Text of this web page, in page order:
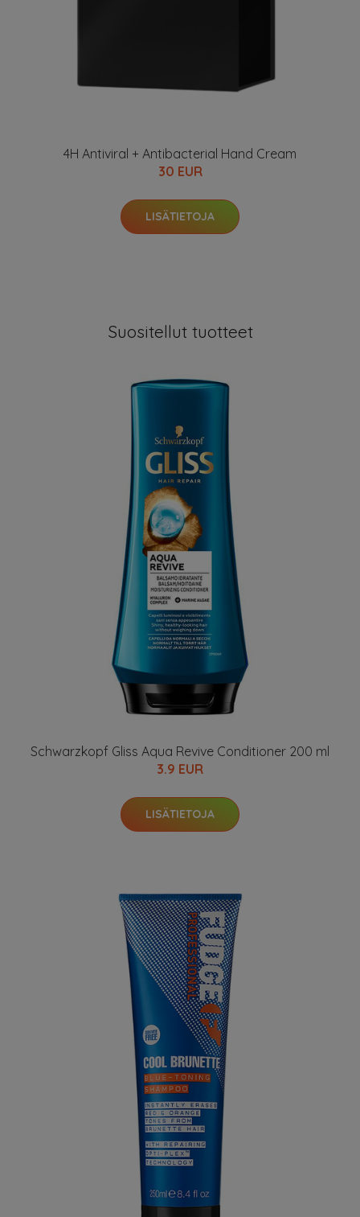
4H Antiviral + Antibacterial Hand Cream
30 EUR
LISÄTIETOJA
Suositellut tuotteet
Schwarzkopf Gliss Aqua Revive Conditioner 200 ml
3.9 EUR
LISÄTIETOJA